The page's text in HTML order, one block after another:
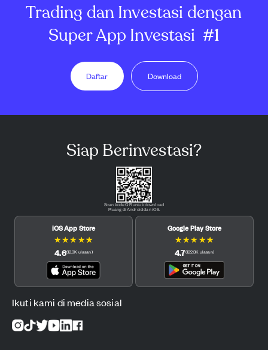
Trading dan Investasi dengan
Super App Investasi #1
Daftar Download
Siap Berinvestasi?
Scan kode QR untuk download
Pluang di Android dan iOS.
iOS App Store
★★★ ★★
4.6(12.3K ulasan)
Google Play Store
★★★ ★★
4.7(122.3K ulasan)
Ikuti kami di media sosial